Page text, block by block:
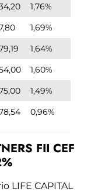
1,76%
1,69%
1,64%
1,60%
1,49%
0,96%
FII CEF
LIFE CAPITAL